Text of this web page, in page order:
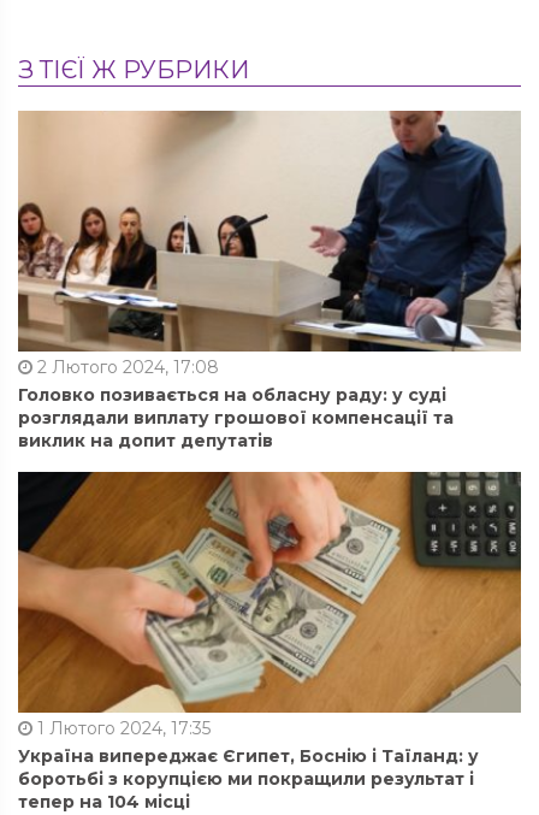
З ТІЄЇ Ж РУБРИКИ
2 Лютого 2024, 17:08
Головко позивається на обласну раду: у суді
розглядали виплату грошової компенсації та
виклик на допит депутатів
1 Лютого 2024, 17:35
Україна випереджає Єгипет, Боснію і Таїланд: у
боротьбі з корупцією ми покращили результат і
тепер на 104 місці